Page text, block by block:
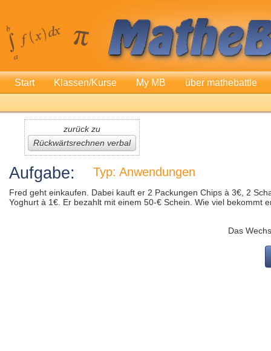
Start Klassen/Kurse My MB über mathebattle
zurück zu
Rückwärtsrechnen verbal
Aufgabe: Typ: Anwendungen
Fred geht einkaufen. Dabei kauft er 2 Packungen Chips à 3€, 2
Yoghurt à 1€. Er bezahlt mit einem 50-€ Schein. Wie viel bekommt
Das